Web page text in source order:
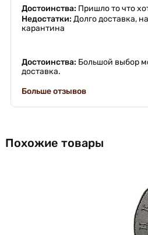
Достоинства: Пришло то что
Недостатки: Долго доставка,
карантина
Достоинства: Большой выбор
доставка.
Больше отзывов
Похожие товары